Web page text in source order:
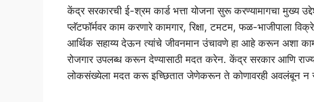
केंद्र सरकारची ई-श्रम कार्ड भत्ता योजना सुरू करण्यामागचा मुख्य
प्लॅटफॉर्मवर काम करणारे कामगार, रिक्षा, टमटम, फळ-भाजीपाला
आर्थिक सहाय्य देऊन त्यांचे जीवनमान उंचावणे हा आहे करून अशा
रोजगार उपलब्ध करून देण्यासाठी मदत करेन. केंद्र सरकार आणि
लोकसंख्येला मदत करू इच्छितात जेणेकरून ते कोणावरही अवलंबून न